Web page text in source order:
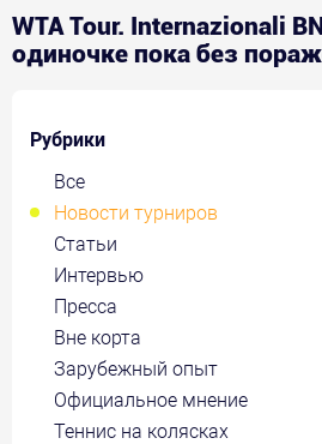
WTA Tour. Internazionali
одиночке пока без
Рубрики
Все
Новости турниров
Статьи
Интервью
Пресса
Вне корта
Зарубежный опыт
Официальное мнение
Теннис на колясках